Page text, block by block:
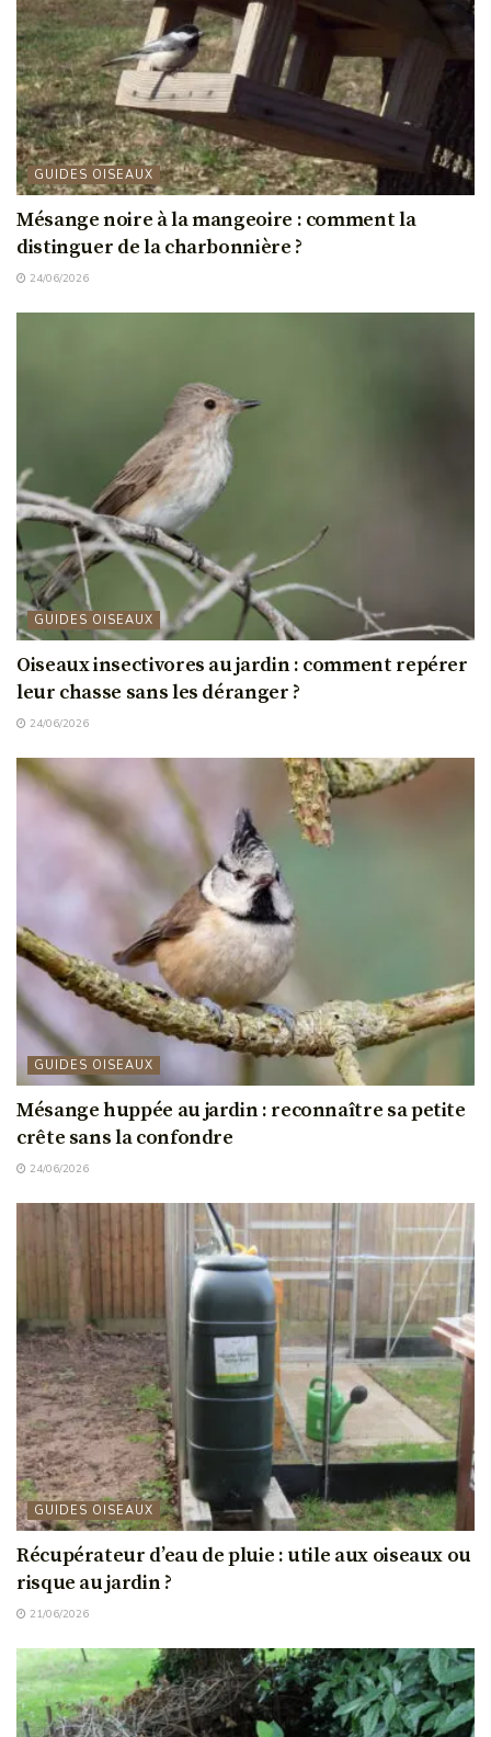
GUIDES OISEAUX
Mésange noire à la mangeoire : comment la
distinguer de la charbonnière ?
24/06/2026
GUIDES OISEAUX
Oiseaux insectivores au jardin : comment repérer
leur chasse sans les déranger ?
24/06/2026
GUIDES OISEAUX
Mésange huppée au jardin : reconnaître sa petite
crête sans la confondre
24/06/2026
GUIDES OISEAUX
Récupérateur d’eau de pluie : utile aux oiseaux ou
risque au jardin ?
21/06/2026